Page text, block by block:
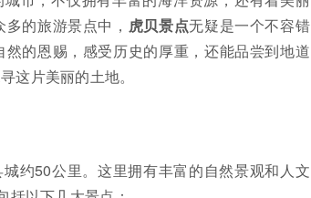
的旅游景点中， 虎贝景点无疑是一个不容错
的恩赐，感受历史的厚重，还能品尝到地道
这片美丽的土地。
约50公里。这里拥有丰富的自然景观和人文